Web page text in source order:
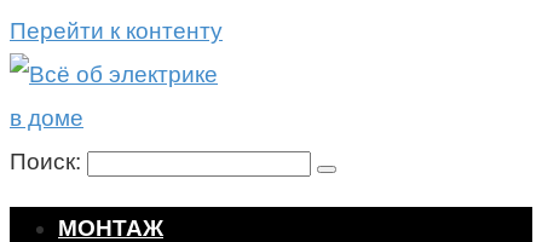
Перейти к контенту
Поиск:
МОНТАЖ